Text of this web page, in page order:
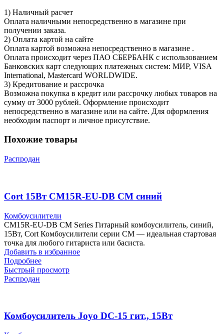
1) Наличный расчет
Оплата наличными непосредственно в магазине при
получении заказа.
2) Оплата картой на сайте
Оплата картой возможна непосредственно в магазине .
Оплата происходит через ПАО СБЕРБАНК с использованием
Банковских карт следующих платежных систем: МИР, VISA
International, Mastercard WORLDWIDE.
3) Кредитование и рассрочка
Возможна покупка в кредит или рассрочку любых товаров на
сумму от 3000 рублей. Оформление происходит
непосредственно в магазине или на сайте. Для оформления
необходим паспорт и личное присутствие.
Похожие товары
Распродан
Cort 15Вт CM15R-EU-DB CM синий
Комбоусилители
CM15R-EU-DB CM Series Гитарный комбоусилитель, синий,
15Вт, Cort Комбоусилители серии CM — идеальная стартовая
точка для любого гитариста или басиста.
Добавить в избранное
Подробнее
Быстрый просмотр
Распродан
Комбоусилитель Joyo DC-15 гит., 15Вт